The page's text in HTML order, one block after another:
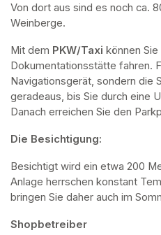
Von dort aus sind es noch ca.
Weinberge.
Mit dem PKW/Taxi können
Dokumentationsstätte fahren.
Navigationsgerät, sondern die
geradeaus, bis Sie durch eine
Danach erreichen Sie den
Die Besichtigung:
Besichtigt wird ein etwa 200
Anlage herrschen konstant
bringen Sie daher auch im
Shopbetreiber